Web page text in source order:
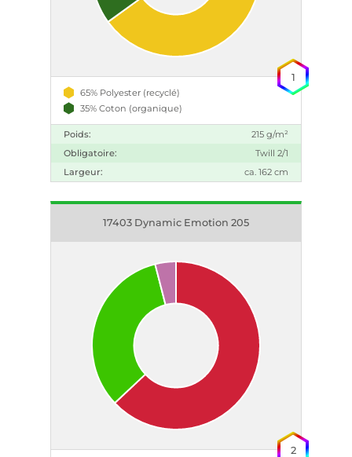
65% Polyester (recyclé)
35% Coton (organique)
Poids:
215 g/m²
Obligatoire:
Twill 2/1
Largeur:
ca. 162 cm
1
17403 Dynamic Emotion 205
2